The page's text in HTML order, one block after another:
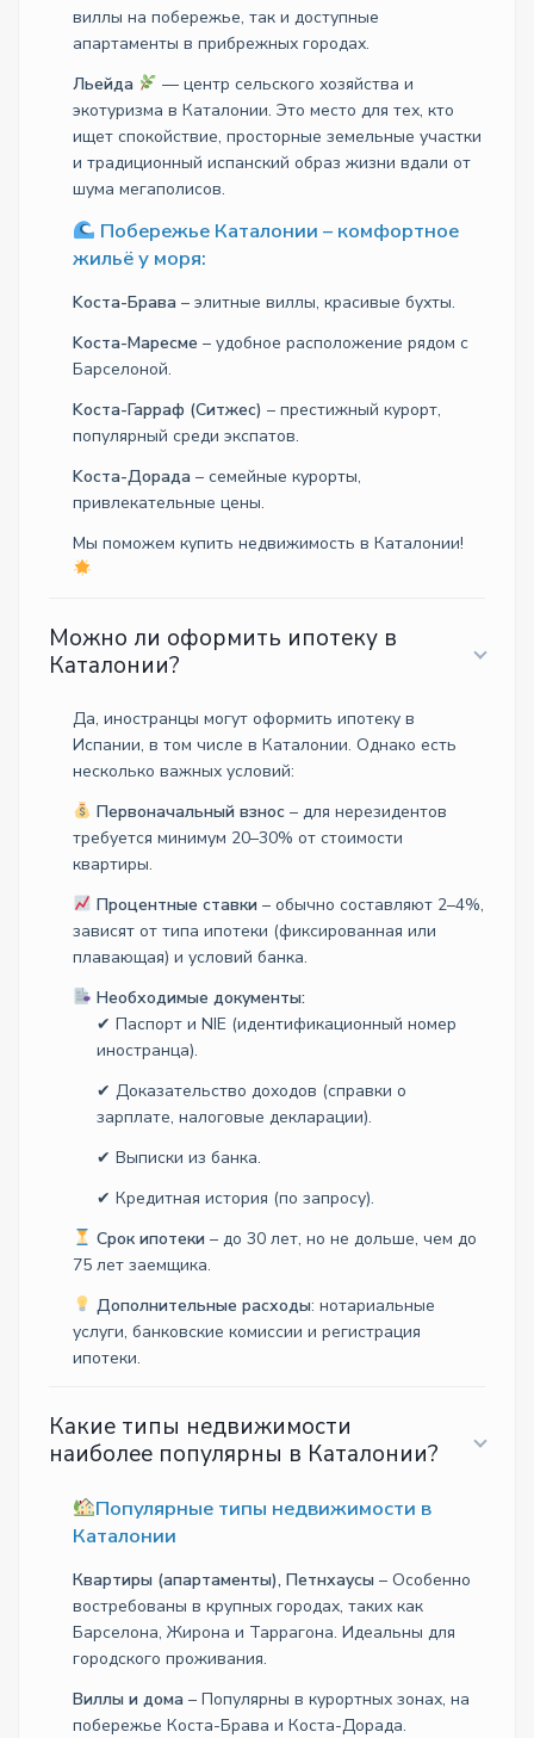
виллы на побережье, так и доступные
апартаменты в прибрежных городах.
Льейда
— центр сельского хозяйства и
экотуризма в Каталонии. Это место для тех, кто
ищет спокойствие, просторные земельные участки
и традиционный испанский образ жизни вдали от
шума мегаполисов.
Побережье Каталонии – комфортное
жильё у моря:
Kоста-Брава – элитные виллы, красивые бухты.
Kоста-Маресме – удобное расположение рядом с
Барселоной.
Kоста-Гарраф (Ситжес) – престижный курорт,
популярный среди экспатов.
Kоста-Дорада – семейные курорты,
привлекательные цены.
Мы поможем купить недвижимость в Каталонии!
Можно ли оформить ипотеку в
Каталонии?
Да, иностранцы могут оформить ипотеку в
Испании, в том числе в Каталонии. Однако есть
несколько важных условий:
Первоначальный взнос – для нерезидентов
требуется минимум 20–30% от стоимости
квартиры.
Процентные ставки – обычно составляют 2–4%,
зависят от типа ипотеки (фиксированная или
плавающая) и условий банка.
Необходимые документы:
✔ Паспорт и NIE (идентификационный номер
иностранца).
✔ Доказательство доходов (справки о
зарплате, налоговые декларации).
✔ Выписки из банка.
✔ Кредитная история (по запросу).
Срок ипотеки – до 30 лет, но не дольше, чем до
75 лет заемщика.
Дополнительные расходы: нотариальные
услуги, банковские комиссии и регистрация
ипотеки.
Какие типы недвижимости
наиболее популярны в Каталонии?
Популярные типы недвижимости в
Каталонии
Квартиры (апартаменты), Петнхаусы – Особенно
востребованы в крупных городах, таких как
Барселона, Жирона и Таррагона. Идеальны для
городского проживания.
Виллы и дома – Популярны в курортных зонах, на
побережье Коста-Брава и Коста-Дорада.